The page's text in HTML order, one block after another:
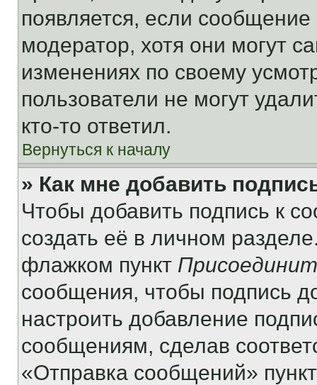
появляется, если
модератор, хотя они могут
изменениях по своему
пользователи не могут
кто-то ответил.
Вернуться к началу
» Как мне добавить
Чтобы добавить подпись к
создать её в личном
флажком пункт
сообщения, чтобы подпись
настроить добавление
сообщениям, сделав
«Отправка сообщений»